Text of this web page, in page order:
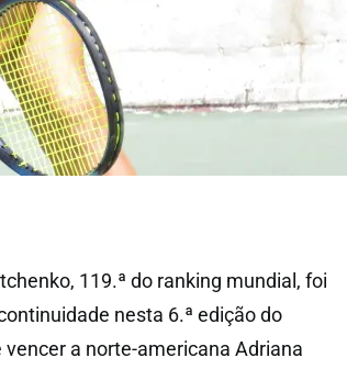
119.ª do ranking mundial, foi
nesta 6.ª edição do
a norte-americana Adriana